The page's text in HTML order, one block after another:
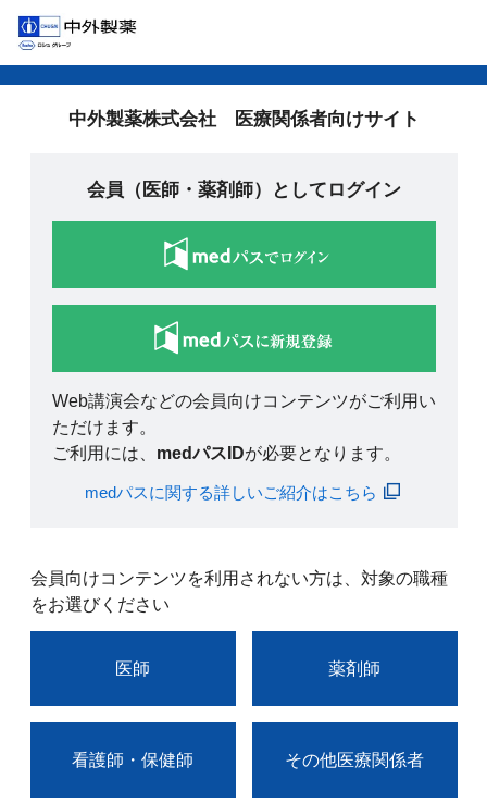
中外製薬株式会社 医療関係者向けサイト
会員（医師・薬剤師）としてログイン
Web講演会などの会員向けコンテンツがご利用い
ただけます。
ご利用には、 medパスIDが必要となります。
medパスに関する詳しいご紹介はこちら
会員向けコンテンツを利用されない方は、対象の職種
をお選びください
医師 薬剤師
看護師・保健師 その他医療関係者